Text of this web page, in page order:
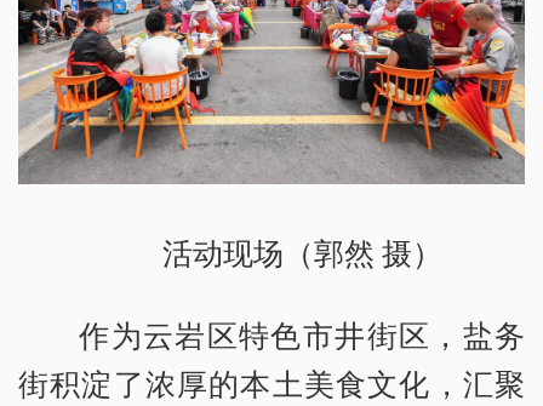
活动现场（郭然 摄）
作为云岩区特色市井街区，盐务
街积淀了浓厚的本土美食文化，汇聚